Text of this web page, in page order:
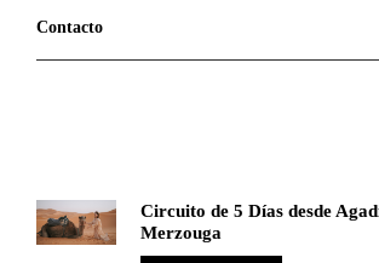
Contacto
Circuito de 5 Días desde
Merzouga